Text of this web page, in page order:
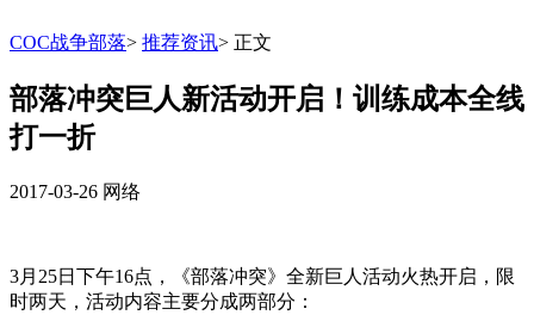
COC战争部落> 推荐资讯> 正文
部落冲突巨人新活动开启！训练成本全线
打一折
2017-03-26 网络
3月25日下午16点，《部落冲突》全新巨人活动火热开启，限
时两天，活动内容主要分成两部分：